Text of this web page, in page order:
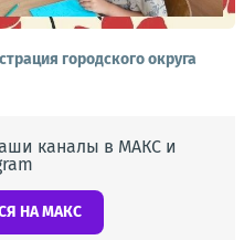
городского округа
каналы в МАКС и
НА МАКС